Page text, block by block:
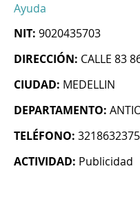
Ayuda
NIT: 9020435703
DIRECCIÓN: CALLE 83
CIUDAD: MEDELLIN
DEPARTAMENTO:
TELÉFONO: 3218632375
ACTIVIDAD: Publicidad